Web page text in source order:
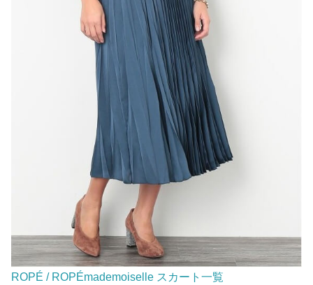
ROPÉ / ROPÉmademoiselle スカート一覧